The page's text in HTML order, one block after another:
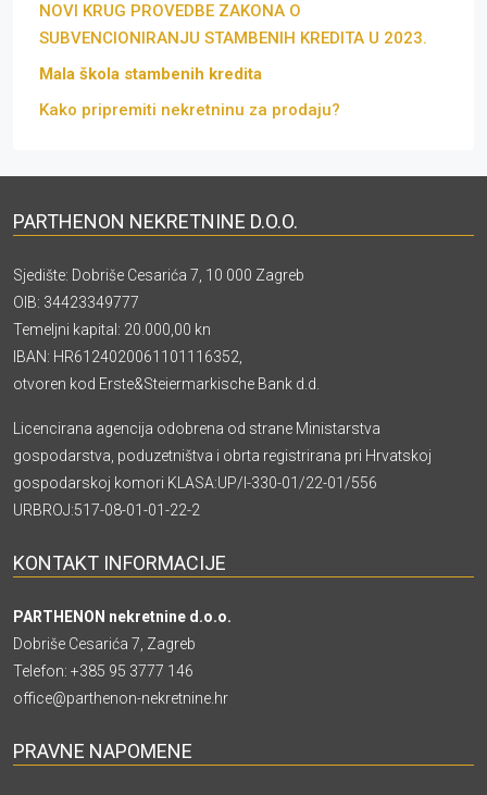
NOVI KRUG PROVEDBE ZAKONA O
SUBVENCIONIRANJU STAMBENIH KREDITA U 2023.
Mala škola stambenih kredita
Kako pripremiti nekretninu za prodaju?
PARTHENON NEKRETNINE D.O.O.
Sjedište: Dobriše Cesarića 7, 10 000 Zagreb
OIB: 34423349777
Temeljni kapital: 20.000,00 kn
IBAN: HR6124020061101116352,
otvoren kod Erste&Steiermarkische Bank d.d.
Licencirana agencija odobrena od strane Ministarstva
gospodarstva, poduzetništva i obrta registrirana pri Hrvatskoj
gospodarskoj komori KLASA:UP/I-330-01/22-01/556
URBROJ:517-08-01-01-22-2
KONTAKT INFORMACIJE
PARTHENON nekretnine d.o.o.
Dobriše Cesarića 7, Zagreb
Telefon: +385 95 3777 146
office@parthenon-nekretnine.hr
PRAVNE NAPOMENE